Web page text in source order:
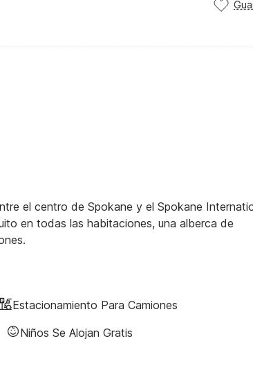
el centro de Spokane y el Spokane
en todas las habitaciones, una alberca de
Estacionamiento Para Camiones
Niños Se Alojan Gratis